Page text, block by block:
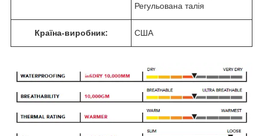
Регульована талія
Країна-виробник: США